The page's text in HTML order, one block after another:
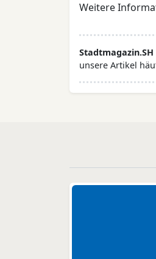
Weitere
Stadtmagazin.SH
unsere Artikel